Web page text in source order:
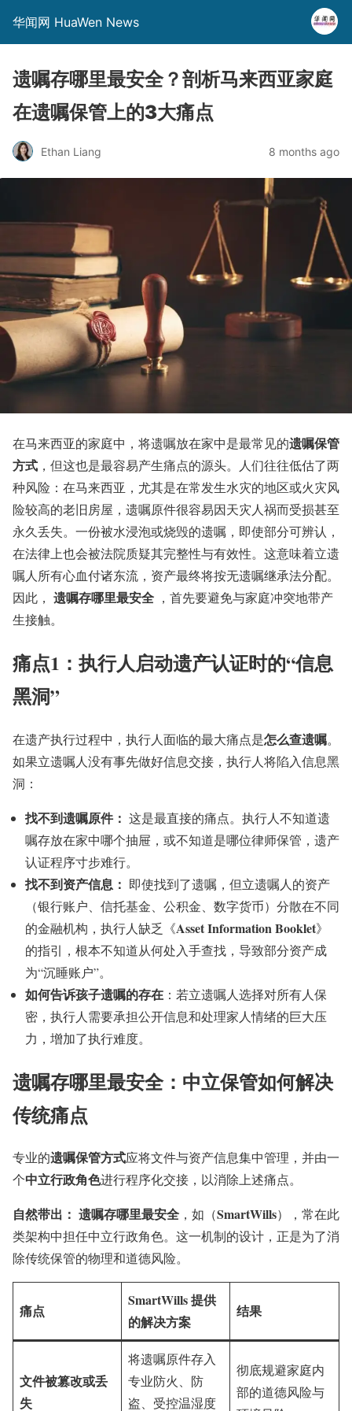
华闻网 HuaWen News
遗嘱存哪里最安全？剖析马来西亚家庭
在遗嘱保管上的3大痛点
Ethan Liang 8 months ago
在马来西亚的家庭中，将遗嘱放在家中是最常见的遗嘱保管
方式 ，但这也是最容易产生痛点的源头。人们往往低估了两
种风险：在马来西亚，尤其是在常发生水灾的地区或火灾风
险较高的老旧房屋，遗嘱原件很容易因天灾人祸而受损甚至
永久丢失。一份被水浸泡或烧毁的遗嘱，即使部分可辨认，
在法律上也会被法院质疑其完整性与有效性。这意味着立遗
嘱人所有心血付诸东流，资产最终将按无遗嘱继承法分配。
因此， 遗嘱存哪里最安全 ，首先要避免与家庭冲突地带产
生接触。
痛点1：执行人启动遗产认证时的“信息
黑洞”
在遗产执行过程中，执行人面临的最大痛点是怎么查遗嘱。
如果立遗嘱人没有事先做好信息交接，执行人将陷入信息黑
洞：
找不到遗嘱原件： 这是最直接的痛点。执行人不知道遗
嘱存放在家中哪个抽屉，或不知道是哪位律师保管，遗产
认证程序寸步难行。
找不到资产信息： 即使找到了遗嘱，但立遗嘱人的资产
（银行账户、信托基金、公积金、数字货币）分散在不同
的金融机构，执行人缺乏《Asset Information Booklet》
的指引，根本不知道从何处入手查找，导致部分资产成
为“沉睡账户”。
如何告诉孩子遗嘱的存在 ：若立遗嘱人选择对所有人保
密，执行人需要承担公开信息和处理家人情绪的巨大压
力，增加了执行难度。
遗嘱存哪里最安全：中立保管如何解决
传统痛点
专业的遗嘱保管方式应将文件与资产信息集中管理，并由一
个中立行政角色进行程序化交接，以消除上述痛点。
自然带出： 遗嘱存哪里最安全 ，如（SmartWills），常在此
类架构中担任中立行政角色。这一机制的设计，正是为了消
除传统保管的物理和道德风险。
痛点
SmartWills 提供
的解决方案
结果
文件被篡改或丢
失
将遗嘱原件存入
专业防火、防
盗、受控温湿度
彻底规避家庭内
部的道德风险与